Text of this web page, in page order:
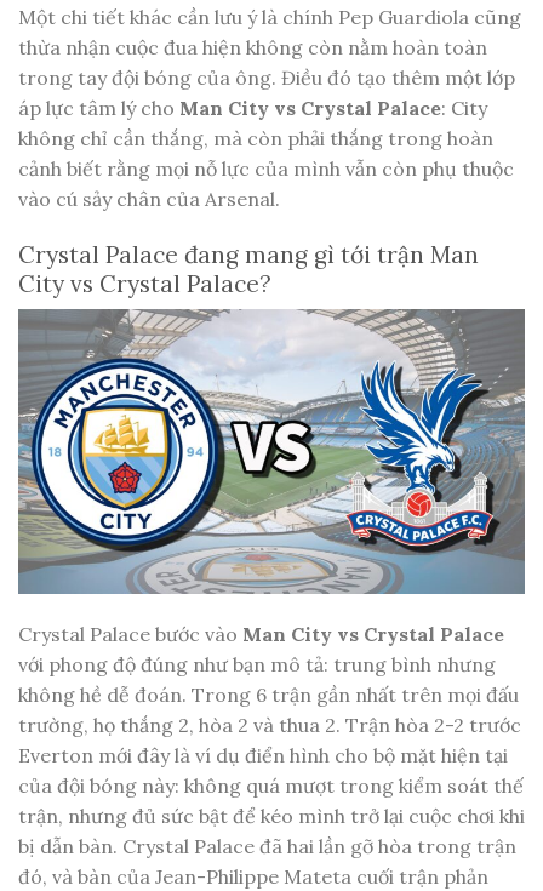
Một chi tiết khác cần lưu ý là chính Pep Guardiola cũng
thừa nhận cuộc đua hiện không còn nằm hoàn toàn
trong tay đội bóng của ông. Điều đó tạo thêm một lớp
áp lực tâm lý cho Man City vs Crystal Palace: City
không chỉ cần thắng, mà còn phải thắng trong hoàn
cảnh biết rằng mọi nỗ lực của mình vẫn còn phụ thuộc
vào cú sảy chân của Arsenal.
Crystal Palace đang mang gì tới trận Man
City vs Crystal Palace?
Crystal Palace bước vào Man City vs Crystal Palace
với phong độ đúng như bạn mô tả: trung bình nhưng
không hề dễ đoán. Trong 6 trận gần nhất trên mọi đấu
trường, họ thắng 2, hòa 2 và thua 2. Trận hòa 2-2 trước
Everton mới đây là ví dụ điển hình cho bộ mặt hiện tại
của đội bóng này: không quá mượt trong kiểm soát thế
trận, nhưng đủ sức bật để kéo mình trở lại cuộc chơi khi
bị dẫn bàn. Crystal Palace đã hai lần gỡ hòa trong trận
đó, và bàn của Jean-Philippe Mateta cuối trận phản